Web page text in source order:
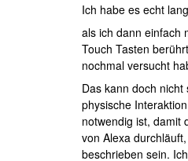
Ich habe es echt
als ich dann einfach
Touch Tasten
nochmal versucht
Das kann doch
physische
notwendig ist, damit
von Alexa
beschrieben sein.